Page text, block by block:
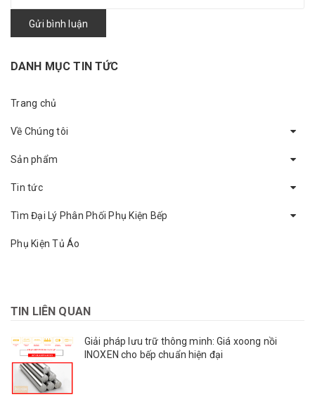
Gửi bình luận
DANH MỤC TIN TỨC
Trang chủ
Về Chúng tôi
Sản phẩm
Tin tức
Tìm Đại Lý Phân Phối Phụ Kiện Bếp
Phụ Kiện Tủ Áo
TIN LIÊN QUAN
Giải pháp lưu trữ thông minh: Giá xoong nồi
INOXEN cho bếp chuẩn hiện đại